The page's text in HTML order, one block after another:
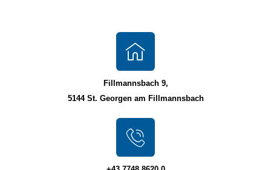
Fillmannsbach 9,
5144 St. Georgen am Fillmannsbach